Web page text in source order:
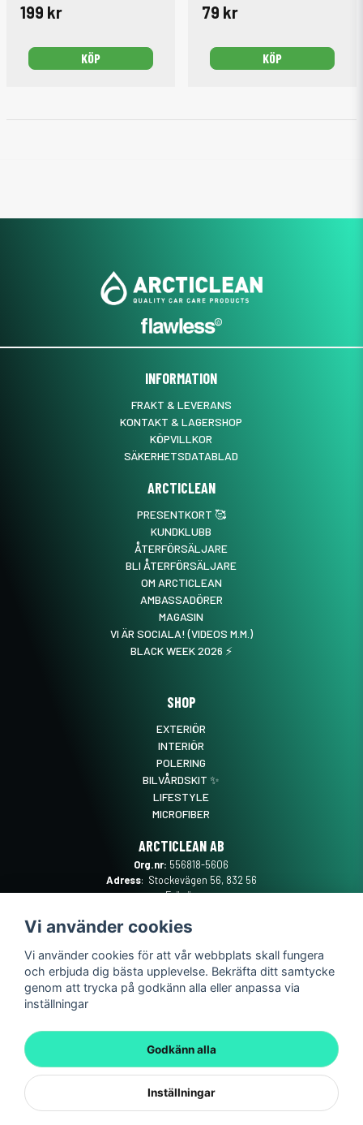
199 kr
KÖP
79 kr
KÖP
INFORMATION
FRAKT & LEVERANS
KONTAKT & LAGERSHOP
KÖPVILLKOR
SÄKERHETSDATABLAD
ARCTICLEAN
PRESENTKORT 🥰
KUNDKLUBB
ÅTERFÖRSÄLJARE
BLI ÅTERFÖRSÄLJARE
OM ARCTICLEAN
AMBASSADÖRER
MAGASIN
VI ÄR SOCIALA! (VIDEOS M.M.)
BLACK WEEK 2026 ⚡️
SHOP
EXTERIÖR
INTERIÖR
POLERING
BILVÅRDSKIT ✨
LIFESTYLE
MICROFIBER
ARCTICLEAN AB
Org.nr: 556818-5606
Adress: Stockevägen 56, 832 56
Frösön
Telefon:0101889555
Vi använder cookies
Vi använder cookies för att vår webbplats skall fungera
och erbjuda dig bästa upplevelse. Bekräfta ditt samtycke
genom att trycka på godkänn alla eller anpassa via
inställningar
Godkänn alla
Inställningar